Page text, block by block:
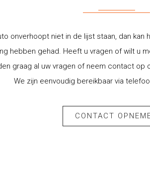
onverhoopt niet in de lijst staan, dan kan
hebben gehad. Heeft u vragen of wilt u
graag al uw vragen of neem contact op
We zijn eenvoudig bereikbaar via
CONTACT